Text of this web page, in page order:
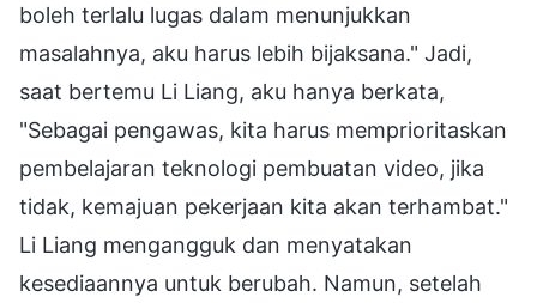
boleh terlalu lugas dalam menunjukkan
masalahnya, aku harus lebih bijaksana." Jadi,
saat bertemu Li Liang, aku hanya berkata,
"Sebagai pengawas, kita harus memprioritaskan
pembelajaran teknologi pembuatan video, jika
tidak, kemajuan pekerjaan kita akan terhambat."
Li Liang mengangguk dan menyatakan
kesediaannya untuk berubah. Namun, setelah